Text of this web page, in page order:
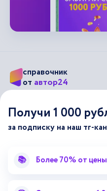
справочник
от автор24
Подписывайся на наши соц.
Лекторий
Справочник терминов
Получи 1 000
за подписку на наш тг-
📚 Более 70% от